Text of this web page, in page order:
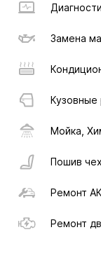
Замена
Кузовные
Мойка,
Пошив
Ремонт
Ремонт